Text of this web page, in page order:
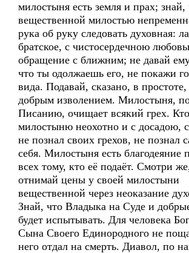
милостыня есть земля и прах; знай,
вещественной милостью
рука об руку следовать духовная:
братское, с чистосердечною
обращение с ближним; не давай
что ты одолжаешь его, не покажи
вида. Подавай, сказано, в
добрым изволени­ем. Милостыня,
Писанию, очищает всякий грех.
милостыню неохотно и с досадою,
не познал своих грехов, не познал
себя. Милостыня есть благодеяние
всех тому, кто её подаёт. Смотри
отнимай цены у своей милостыни
вещественной через неоказание
Знай, что Владыка на Суде и
будет испытывать. Для человека
Сына Своего Единородного не
него отдал на смерть. Диавол, по